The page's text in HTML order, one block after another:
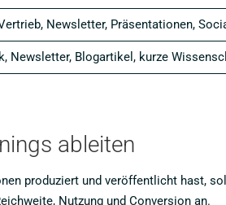
Newsletter, Präsentationen,
Newsletter, Blogartikel, kurze
ableiten
produziert und veröffentlicht hast,
Nutzung und Conversion an.